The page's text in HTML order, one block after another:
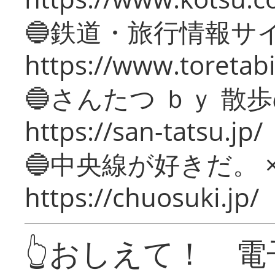
🔵鉄道・旅行情報サ
https://
🔵さんたつ ｂｙ 散
https://san-tatsu.jp/
🔵中央線が好きだ。
https://chuosuki.jp/
👆おしえて！ 電